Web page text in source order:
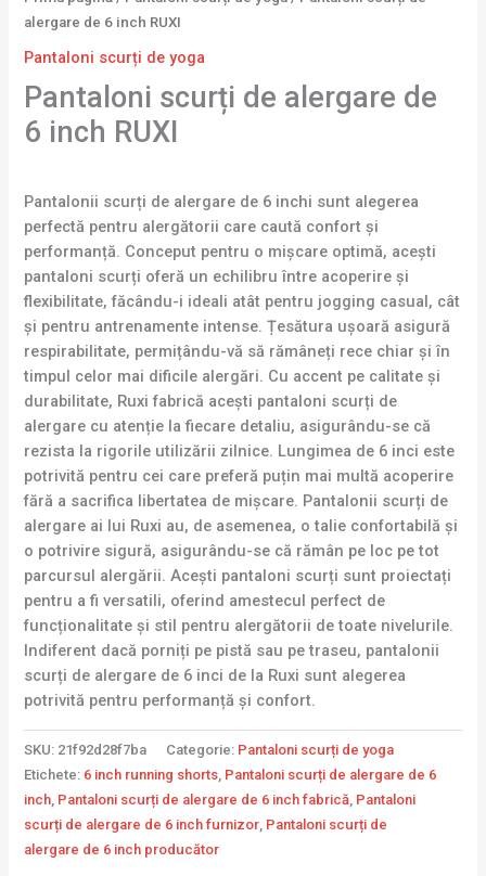
alergare de 6 inch RUXI
Pantaloni scurți de yoga
Pantaloni scurți de alergare de
6 inch RUXI
Pantalonii scurți de alergare de 6 inchi sunt alegerea
perfectă pentru alergătorii care caută confort și
performanță. Conceput pentru o mișcare optimă, acești
pantaloni scurți oferă un echilibru între acoperire și
flexibilitate, făcându-i ideali atât pentru jogging casual, cât
și pentru antrenamente intense. Țesătura ușoară asigură
respirabilitate, permițându-vă să rămâneți rece chiar și în
timpul celor mai dificile alergări. Cu accent pe calitate și
durabilitate, Ruxi fabrică acești pantaloni scurți de
alergare cu atenție la fiecare detaliu, asigurându-se că
rezista la rigorile utilizării zilnice. Lungimea de 6 inci este
potrivită pentru cei care preferă puțin mai multă acoperire
fără a sacrifica libertatea de mișcare. Pantalonii scurți de
alergare ai lui Ruxi au, de asemenea, o talie confortabilă și
o potrivire sigură, asigurându-se că rămân pe loc pe tot
parcursul alergării. Acești pantaloni scurți sunt proiectați
pentru a fi versatili, oferind amestecul perfect de
funcționalitate și stil pentru alergătorii de toate nivelurile.
Indiferent dacă porniți pe pistă sau pe traseu, pantalonii
scurți de alergare de 6 inci de la Ruxi sunt alegerea
potrivită pentru performanță și confort.
SKU: 21f92d28f7ba Categorie: Pantaloni scurți de yoga
Etichete: 6 inch running shorts, Pantaloni scurți de alergare de 6
inch, Pantaloni scurți de alergare de 6 inch fabrică, Pantaloni
scurți de alergare de 6 inch furnizor, Pantaloni scurți de
alergare de 6 inch producător